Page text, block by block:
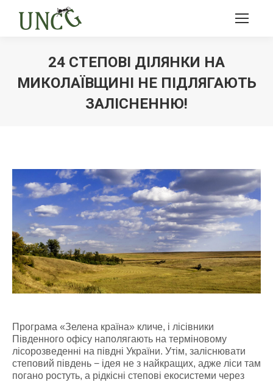
24 СТЕПОВІ ДІЛЯНКИ НА
МИКОЛАЇВЩИНІ НЕ ПІДЛЯГАЮТЬ
ЗАЛІСНЕННЮ!
Програма «Зелена країна» кличе, і лісівники
Південного офісу наполягають на терміновому
лісорозведенні на півдні України. Утім, заліснювати
степовий південь − ідея не з найкращих, адже ліси там
погано ростуть, а рідкісні степові екосистеми через